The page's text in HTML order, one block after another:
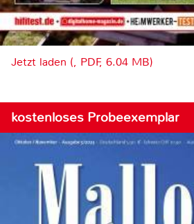
Jetzt laden (, PDF, 6.04 MB)
kostenloses Probeexemplar